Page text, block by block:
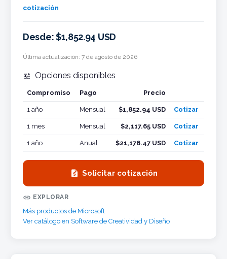
cotización
Desde: $1,852.94 USD
Última actualización: 7 de agosto de 2026
 Opciones disponibles
Compromiso Pago Precio
1 año
Mensual $1,852.94 USD Cotizar
1 mes Mensual $2,117.65 USD Cotizar
1 año Anual $21,176.47 USD Cotizar
 Solicitar cotización
 EXPLORAR
Más productos de Microsoft
Ver catálogo en Software de Creatividad y Diseño